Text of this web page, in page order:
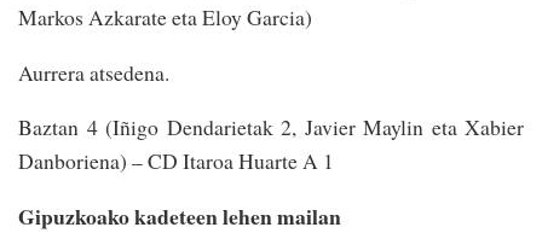
Markos Azkarate eta Eloy Garcia)
Aurrera atsedena.
Baztan 4 (Iñigo Dendarietak 2, Javier Maylin eta Xabier
Danboriena) – CD Itaroa Huarte A 1
Gipuzkoako kadeteen lehen mailan